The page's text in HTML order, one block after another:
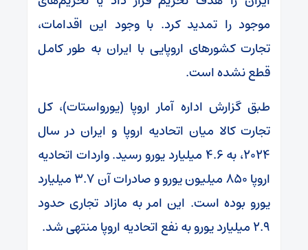
موجود را تمدید کرد. با وجود این اقدامات،
تجارت کشور‌های اروپایی با ایران به طور کامل
قطع نشده است.
طبق گزارش اداره آمار اروپا (یورواستات)، کل
تجارت کالا میان اتحادیه اروپا و ایران در سال
۲۰۲۴، به ۴.۶ میلیارد یورو رسید. واردات اتحادیه
اروپا ۸۵۰ میلیون یورو و صادرات آن ۳.۷ میلیارد
یورو بوده است. این امر به مازاد تجاری حدود
۲.۹ میلیارد یورو به نفع اتحادیه اروپا منتهی شد.